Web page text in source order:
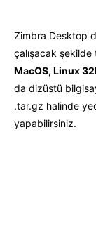
Zimbra Desktop
çalışacak şekilde
MacOS, Linux
da dizüstü
.tar.gz halinde
yapabilirsiniz.